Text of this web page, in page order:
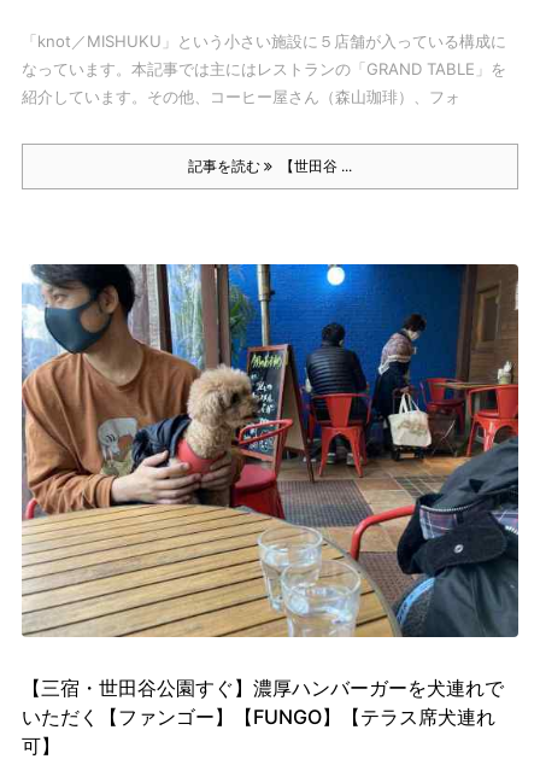
「knot／MISHUKU」という小さい施設に５店舗が入っている構成に
なっています。 本記事では主にはレストランの「GRAND TABLE」を
紹介しています。 その他、コーヒー屋さん（森山珈琲）、フォ
記事を読む 【世田谷 ...
【三宿・世田谷公園すぐ】濃厚ハンバーガーを犬連れで
いただく【ファンゴー】【FUNGO】【テラス席犬連れ
可】